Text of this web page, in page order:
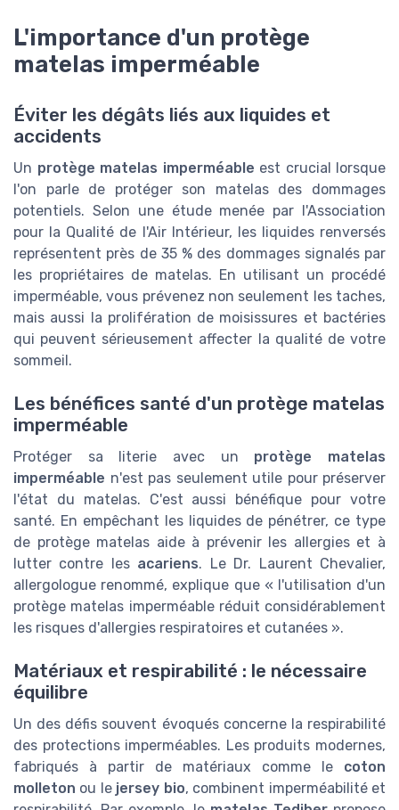
L'importance d'un protège
matelas imperméable
Éviter les dégâts liés aux liquides et
accidents
Un protège matelas imperméable est crucial lorsque
l'on parle de protéger son matelas des dommages
potentiels. Selon une étude menée par l'Association
pour la Qualité de l'Air Intérieur, les liquides renversés
représentent près de 35 % des dommages signalés par
les propriétaires de matelas. En utilisant un procédé
imperméable, vous prévenez non seulement les taches,
mais aussi la prolifération de moisissures et bactéries
qui peuvent sérieusement affecter la qualité de votre
sommeil.
Les bénéfices santé d'un protège matelas
imperméable
Protéger sa literie avec un protège matelas
imperméable n'est pas seulement utile pour préserver
l'état du matelas. C'est aussi bénéfique pour votre
santé. En empêchant les liquides de pénétrer, ce type
de protège matelas aide à prévenir les allergies et à
lutter contre les acariens. Le Dr. Laurent Chevalier,
allergologue renommé, explique que « l'utilisation d'un
protège matelas imperméable réduit considérablement
les risques d'allergies respiratoires et cutanées ».
Matériaux et respirabilité : le nécessaire
équilibre
Un des défis souvent évoqués concerne la respirabilité
des protections imperméables. Les produits modernes,
fabriqués à partir de matériaux comme le coton
molleton ou le jersey bio, combinent imperméabilité et